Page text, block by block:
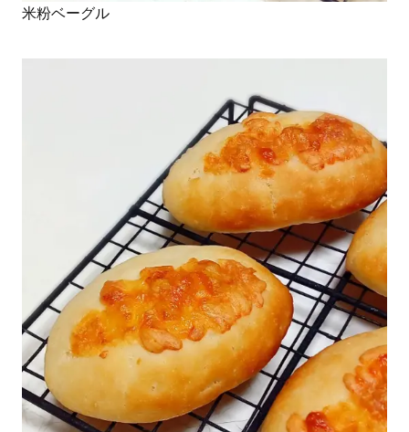
米粉ベーグル